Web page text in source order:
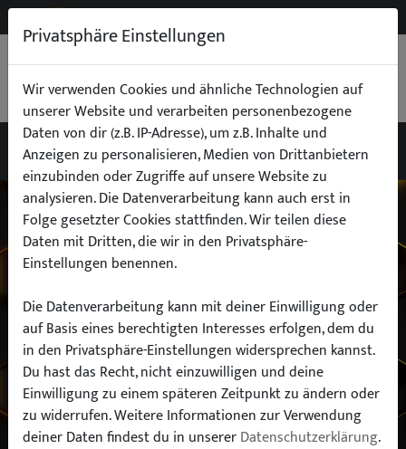
0,00 €
Wähle dein Auto
finde alle passenden Teile schnell und
einfach
Hersteller:
Modell:
Privatsphäre Einstellungen
Wir verwenden Cookies und ähnliche Technologien auf
unserer Website und verarbeiten personenbezogene
Daten von dir (z.B. IP-Adresse), um z.B. Inhalte und
Anzeigen zu personalisieren, Medien von Drittanbietern
einzubinden oder Zugriffe auf unsere Website zu
analysieren. Die Datenverarbeitung kann auch erst in
Folge gesetzter Cookies stattfinden. Wir teilen diese
Daten mit Dritten, die wir in den Privatsphäre-
Einstellungen benennen.
Die Datenverarbeitung kann mit deiner Einwilligung oder
auf Basis eines berechtigten Interesses erfolgen, dem du
in den Privatsphäre-Einstellungen widersprechen kannst.
Du hast das Recht, nicht einzuwilligen und deine
Einwilligung zu einem späteren Zeitpunkt zu ändern oder
zu widerrufen. Weitere Informationen zur Verwendung
deiner Daten findest du in unsererDatenschutzerklärung.